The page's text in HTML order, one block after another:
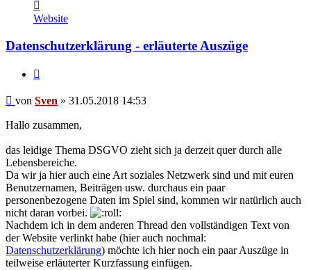
von
Sven
Website
Datenschutzerklärung - erläuterte Auszüge
Beitrag
von Sven » 31.05.2018 14:53
Hallo zusammen,
das leidige Thema DSGVO zieht sich ja derzeit quer durch alle
Lebensbereiche.
Da wir ja hier auch eine Art soziales Netzwerk sind und mit euren
Benutzernamen, Beiträgen usw. durchaus ein paar
personenbezogene Daten im Spiel sind, kommen wir natürlich auch
nicht daran vorbei.
Nachdem ich in dem anderen Thread den vollständigen Text von
der Website verlinkt habe (hier auch nochmal:
Datenschutzerklärung) möchte ich hier noch ein paar Auszüge in
teilweise erläuterter Kurzfassung einfügen.